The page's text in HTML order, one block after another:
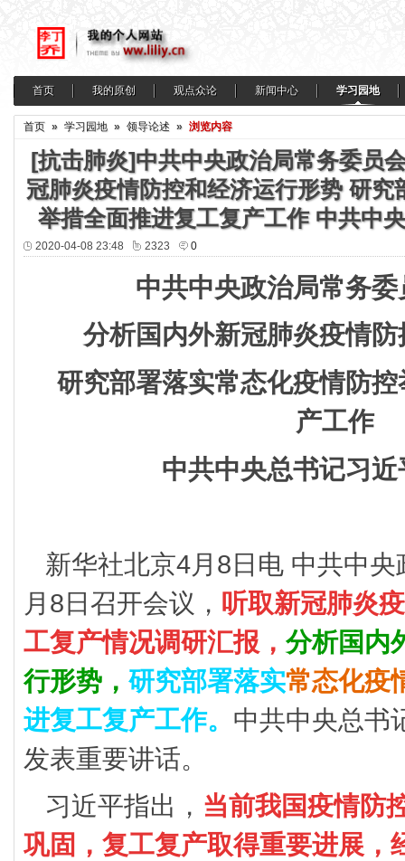
首页 我的原创 观点众论 新闻中心 学习园地
首页 » 学习园地 » 领导论述 » 浏览内容
[抗击肺炎]中共中央政治局常务委员
冠肺炎疫情防控和经济运行形势 研究
举措全面推进复工复产工作 中共中
2020-04-08 23:48 2323 0
中共中央政治局常务
分析国内外新冠肺炎疫情
研究部署落实常态化疫情防
产工作
中共中央总书记习
新华社北京4月8日电 中共中
月8日召开会议， 听取新冠肺炎
工复产情况调研汇报， 分析国内
行形势， 研究部署落实常态化疫
进复工复产工作。 中共中央总书
发表重要讲话。
习近平指出， 当前我国疫情防
巩固，复工复产取得重要进展，